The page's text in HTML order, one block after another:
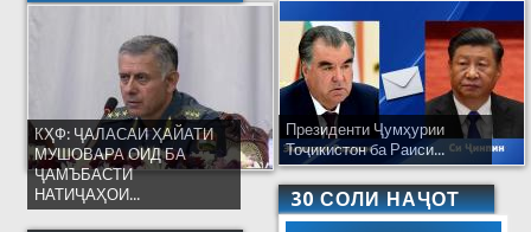
КҲФ: ҶАЛАСАИ ҲАЙАТИ
МУШОВАРА ОИД БА
ҶАМЪБАСТИ
НАТИҶАҲОИ...
Президенти Ҷумҳурии
Тоҷикистон ба Раиси...
30 СОЛИ НАҶОТ